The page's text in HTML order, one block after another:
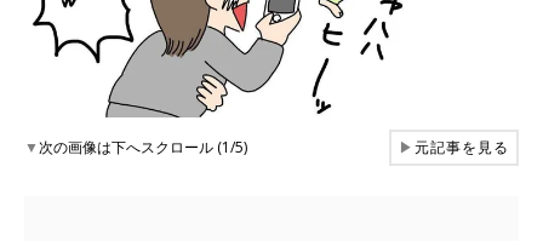
▼次の画像は下へスクロール (1/5) ▶元記事を見る